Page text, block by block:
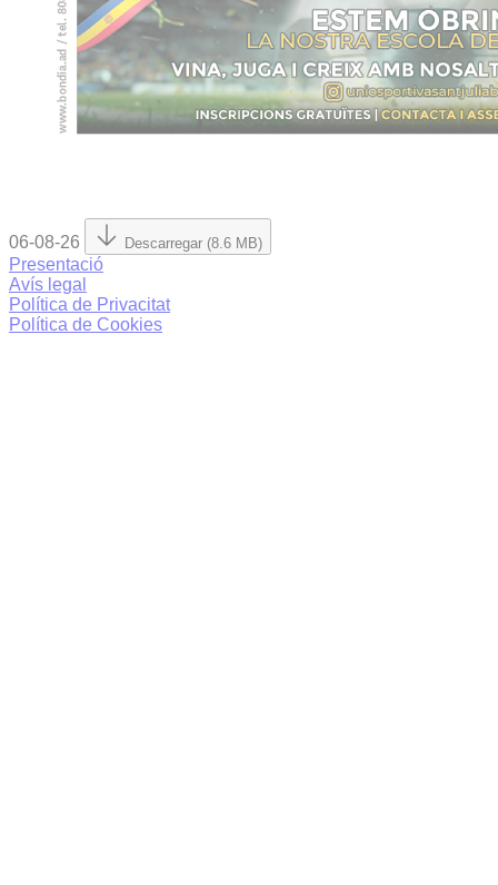
06-08-26 Descarregar (8.6 MB)
Presentació
Avís legal
Política de Privacitat
Política de Cookies